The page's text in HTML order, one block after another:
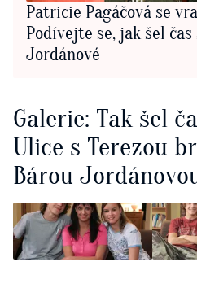
Patricie Pagáčová se
Podívejte se, jak šel
Jordánové
Galerie: Tak šel
Ulice s Terezou
Bárou